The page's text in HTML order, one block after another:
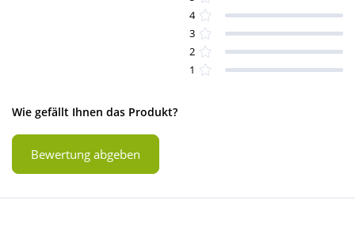
4
3
2
1
Wie gefällt Ihnen das Produkt?
Bewertung abgeben